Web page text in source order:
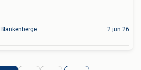
Blankenberge 2 jun 26